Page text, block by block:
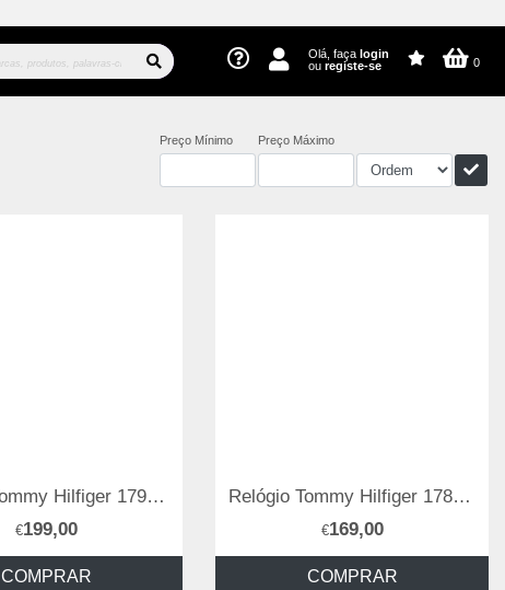
Olá, faça login
ou registe-se 0
Preço Mínimo Preço Máximo
Relógio Tommy Hilfiger 1792183
€199,00
COMPRAR
Relógio Tommy Hilfiger 1782569
€169,00
COMPRAR